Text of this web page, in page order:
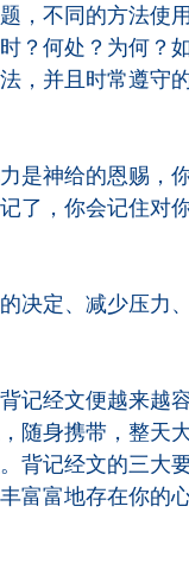
，不同的方法使
？何处？为何？
，并且时常遵守
神给的恩赐，
了，你会记住对
定、减少压力
经文便越来越
随身携带，整天
背记经文的三大
富富地存在你的